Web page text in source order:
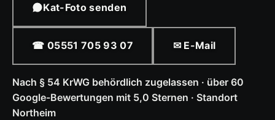
Kat-Foto senden
☎ 05551 705 93 07 ✉ E-Mail
Nach § 54 KrWG behördlich zugelassen · über 60
Google-Bewertungen mit 5,0 Sternen · Standort
Northeim